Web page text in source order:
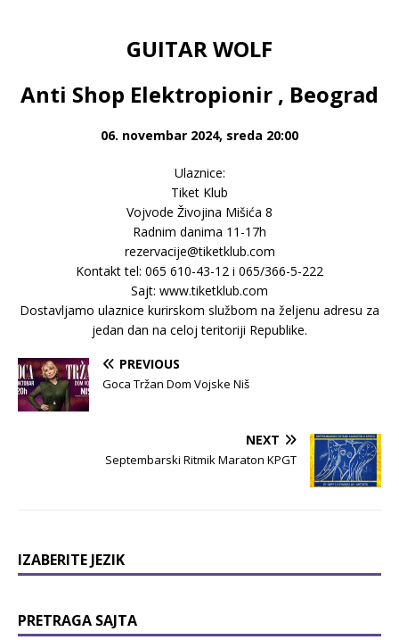
GUITAR WOLF
Anti Shop Elektropionir , Beograd
06. novembar 2024, sreda 20:00
Ulaznice:
Tiket Klub
Vojvode Živojina Mišića 8
Radnim danima 11-17h
rezervacije@tiketklub.com
Kontakt tel: 065 610-43-12 i 065/366-5-222
Sajt: www.tiketklub.com
Dostavljamo ulaznice kurirskom službom na željenu adresu za
jedan dan na celoj teritoriji Republike.
PREVIOUS
Goca Tržan Dom Vojske Niš
NEXT
Septembarski Ritmik Maraton KPGT
IZABERITE JEZIK
PRETRAGA SAJTA